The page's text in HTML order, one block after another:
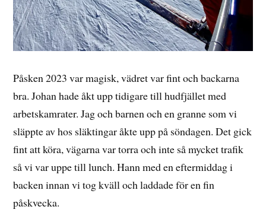
Påsken 2023 var magisk, vädret var fint och backarna
bra. Johan hade åkt upp tidigare till hudfjället med
arbetskamrater. Jag och barnen och en granne som vi
släppte av hos släktingar åkte upp på söndagen. Det gick
fint att köra, vägarna var torra och inte så mycket trafik
så vi var uppe till lunch. Hann med en eftermiddag i
backen innan vi tog kväll och laddade för en fin
påskvecka.